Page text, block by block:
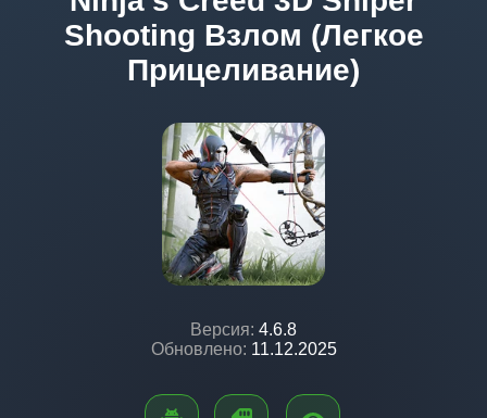
Shooting Взлом (Легкое
Прицеливание)
Версия: 4.6.8
Обновлено: 11.12.2025